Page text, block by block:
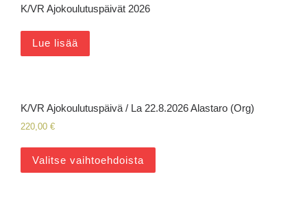
K/VR Ajokoulutuspäivät 2026
Lue lisää
K/VR Ajokoulutuspäivä / La 22.8.2026 Alastaro (Org)
220,00 €
Valitse vaihtoehdoista